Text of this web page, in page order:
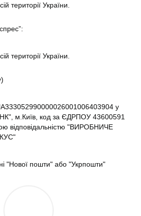
території України.
території України.
у
м.Київ, код за ЄДРПОУ 43600591
відповідальністю "ВИРОБНИЧЕ
"Нової пошти" або "Укрпошти"